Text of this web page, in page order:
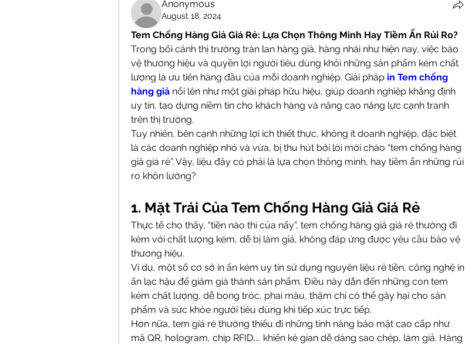
Anonymous
August 18, 2024
Tem Chống Hàng Giả Giá Rẻ: Lựa Chọn Thông Minh Hay Tiềm Ẩn Rủi Ro?
Trong bối cảnh thị trường tràn lan hàng giả, hàng nhái như hiện nay, việc bảo
vệ thương hiệu và quyền lợi người tiêu dùng khỏi những sản phẩm kém chất
lượng là ưu tiên hàng đầu của mỗi doanh nghiệp. Giải pháp in Tem chống
hàng giả nổi lên như một giải pháp hữu hiệu, giúp doanh nghiệp khẳng định
uy tín, tạo dựng niềm tin cho khách hàng và nâng cao năng lực cạnh tranh
trên thị trường.
Tuy nhiên, bên cạnh những lợi ích thiết thực, không ít doanh nghiệp, đặc biệt
là các doanh nghiệp nhỏ và vừa, bị thu hút bởi lời mời chào “tem chống hàng
giả giá rẻ”. Vậy, liệu đây có phải là lựa chọn thông minh, hay tiềm ẩn những rủi
ro khôn lường?
1. Mặt Trái Của Tem Chống Hàng Giả Giá Rẻ
Thực tế cho thấy, “tiền nào thì của nấy”, tem chống hàng giả giá rẻ thường đi
kèm với chất lượng kém, dễ bị làm giả, không đáp ứng được yêu cầu bảo vệ
thương hiệu.
Ví dụ, một số cơ sở in ấn kém uy tín sử dụng nguyên liệu rẻ tiền, công nghệ in
ấn lạc hậu để giảm giá thành sản phẩm. Điều này dẫn đến những con tem
kém chất lượng, dễ bong tróc, phai màu, thậm chí có thể gây hại cho sản
phẩm và sức khỏe người tiêu dùng khi tiếp xúc trực tiếp.
Hơn nữa, tem giá rẻ thường thiếu đi những tính năng bảo mật cao cấp như
mã QR, hologram, chip RFID,... khiến kẻ gian dễ dàng sao chép, làm giả. Hàng